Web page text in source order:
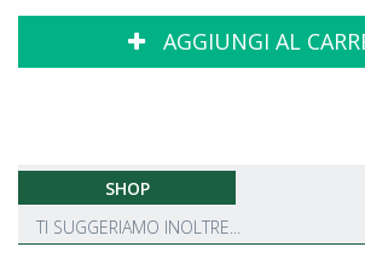
AGGIUNGI AL
SHOP
TI SUGGERIAMO INOLTRE...